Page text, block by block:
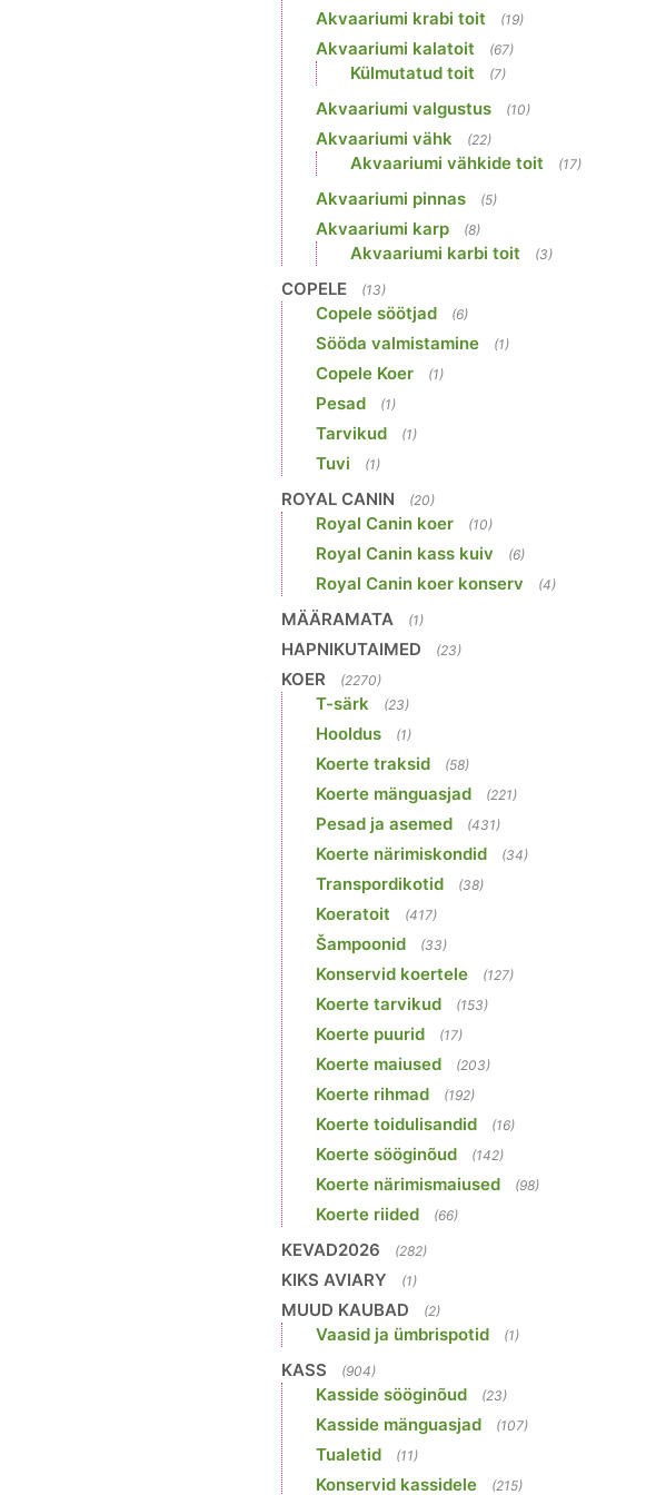
Akvaariumi krabi toit (19)
Akvaariumi kalatoit (67)
Külmutatud toit (7)
Akvaariumi valgustus (10)
Akvaariumi vähk (22)
Akvaariumi vähkide toit (17)
Akvaariumi pinnas (5)
Akvaariumi karp (8)
Akvaariumi karbi toit (3)
COPELE (13)
Copele söötjad (6)
Sööda valmistamine (1)
Copele Koer (1)
Pesad (1)
Tarvikud (1)
Tuvi (1)
ROYAL CANIN (20)
Royal Canin koer (10)
Royal Canin kass kuiv (6)
Royal Canin koer konserv (4)
MÄÄRAMATA (1)
HAPNIKUTAIMED (23)
KOER (2270)
T-särk (23)
Hooldus (1)
Koerte traksid (58)
Koerte mänguasjad (221)
Pesad ja asemed (431)
Koerte närimiskondid (34)
Transpordikotid (38)
Koeratoit (417)
Šampoonid (33)
Konservid koertele (127)
Koerte tarvikud (153)
Koerte puurid (17)
Koerte maiused (203)
Koerte rihmad (192)
Koerte toidulisandid (16)
Koerte sööginõud (142)
Koerte närimismaiused (98)
Koerte riided (66)
KEVAD2026 (282)
KIKS AVIARY (1)
MUUD KAUBAD (2)
Vaasid ja ümbrispotid (1)
KASS (904)
Kasside sööginõud (23)
Kasside mänguasjad (107)
Tualetid (11)
Konservid kassidele (215)